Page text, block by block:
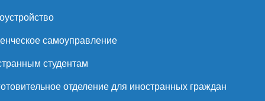
самоуправление
студентам
отделение для иностранных граждан